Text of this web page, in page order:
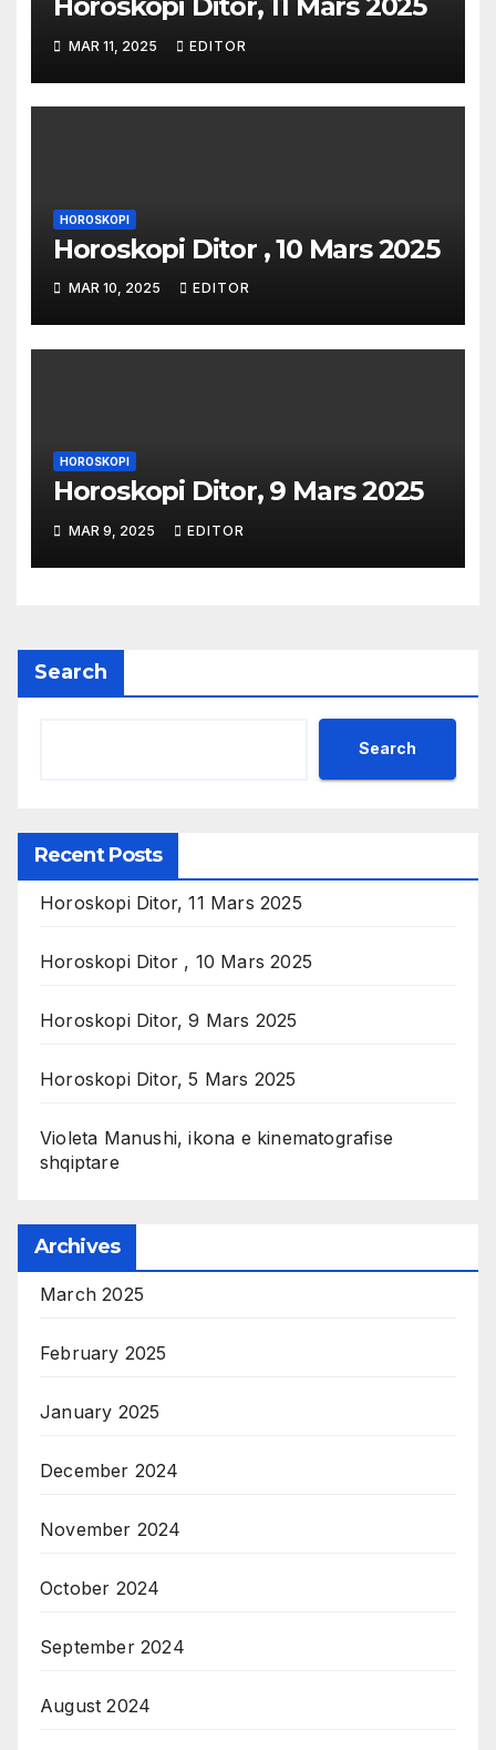
Horoskopi Ditor, 11 Mars 2025
MAR 11, 2025 EDITOR
HOROSKOPI
Horoskopi Ditor , 10 Mars 2025
MAR 10, 2025 EDITOR
HOROSKOPI
Horoskopi Ditor, 9 Mars 2025
MAR 9, 2025 EDITOR
Search
Search
Recent Posts
Horoskopi Ditor, 11 Mars 2025
Horoskopi Ditor , 10 Mars 2025
Horoskopi Ditor, 9 Mars 2025
Horoskopi Ditor, 5 Mars 2025
Violeta Manushi, ikona e kinematografise
shqiptare
Archives
March 2025
February 2025
January 2025
December 2024
November 2024
October 2024
September 2024
August 2024